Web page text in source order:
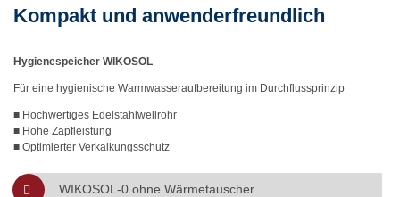
Kompakt und anwenderfreundlich
Hygienespeicher WIKOSOL
Für eine hygienische Warmwasseraufbereitung im Durchflussprinzip
■ Hochwertiges Edelstahlwellrohr
■ Hohe Zapfleistung
■ Optimierter Verkalkungsschutz
WIKOSOL-0 ohne Wärmetauscher